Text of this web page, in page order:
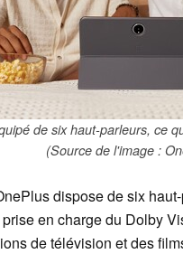
de six haut-parleurs, ce
(Source de l'image :
dispose de six
en charge du Dolby
de télévision et des